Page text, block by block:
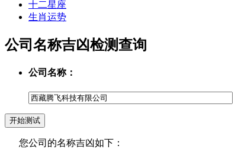
十二星座
生肖运势
公司名称吉凶检测查询
公司名称：
您公司的名称吉凶如下：